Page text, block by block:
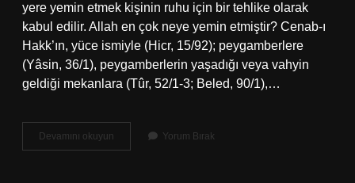
yere yemin etmek kişinin ruhu için bir tehlike olarak
kabul edilir. Allah en çok neye yemin etmiştir? Cenab-ı
Hakk’ın, yüce ismiyle (Hicr, 15/92); peygamberlere
(Yâsin, 36/1), peygamberlerin yaşadığı veya vahyin
geldiği mekanlara (Tûr, 52/1-3; Beled, 90/1),…
Devamını okuyun Aksamül
Kuran
Yorum Bırak